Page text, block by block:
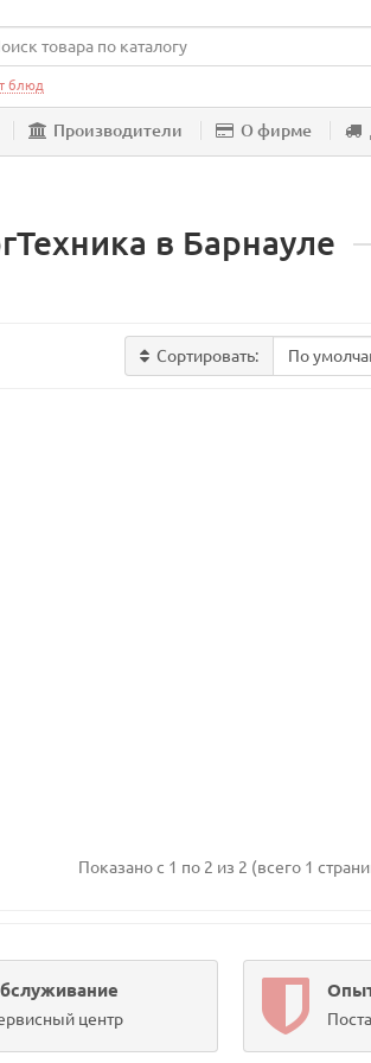
блюд
Производители О фирме
в Барнауле
Сортировать:
Показано с 1 по 2 из 2 (всего 1
центр